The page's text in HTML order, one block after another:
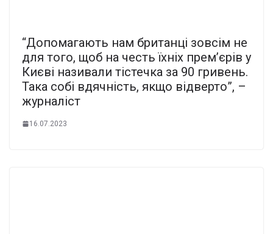
“Допомагають нам британці зовсім не
для того, щоб на честь їхніх прем’єрів у
Києві називали тістечка за 90 гривень.
Така собі вдячність, якщо відверто”, –
журналіст
16.07.2023